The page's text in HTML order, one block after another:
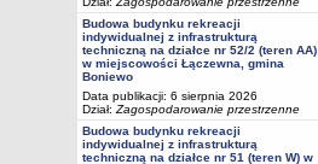
Budowa budynku rekreacji
indywidualnej z infrastrukturą
techniczną na działce nr 52/2 (teren AA)
w miejscowości Łączewna, gmina
Boniewo
Data publikacji: 6 sierpnia 2026
Dział: Zagospodarowanie przestrzenne
Budowa budynku rekreacji
indywidualnej z infrastrukturą
techniczną na działce nr 51 (teren W) w